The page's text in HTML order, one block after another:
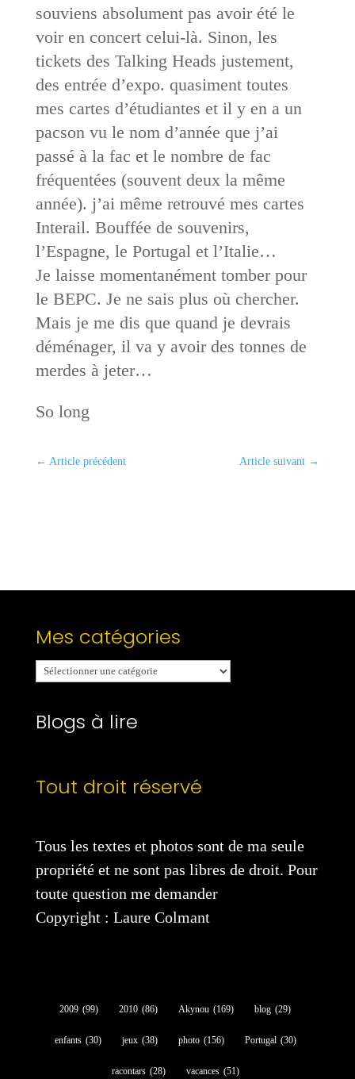
souviens absolument pas avoir été le
voir en concert celui-là. Sinon, les
tickets des Talking Heads justement,
des entrée d’expo. quasiment toutes
mes cartes d’étudiantes et il y en a un
pacson vu le nom d’année que j’ai
passé à la fac et le nombre de fac
fréquentées (souvent deux la même
année). j’ai même retrouvé mes cartes
Interail. Bouffée de souvenirs,
l’Espagne, le Portugal et l’Italie…
Je laisse momentanément tomber pour
le BEPC. Je ne sais plus où chercher.
Mais je me dis que quand je devrais
déménager, il va y avoir des tonnes de
merdes à jeter…
So long
← Article précédent Article suivant →
Mes catégories
Mes
catégories
Blogs à lire
Tout droit réservé
Tous les textes et photos sont de ma seule
propriété et ne sont pas libres de droit. Pour
toute question me demander
Copyright : Laure Colmant
2009 (99) 2010 (86) Akynou (169) blog (29)
enfants (30) jeux (38) photo (156) Portugal (30)
racontars (28) vacances (51)